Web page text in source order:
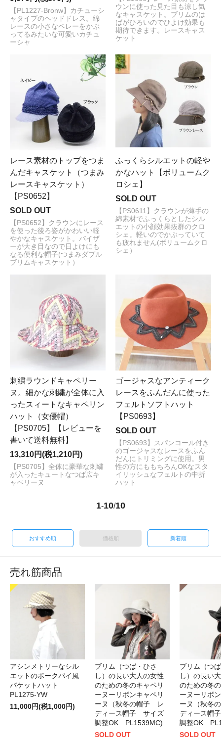
【PL1227-Bronw】カチューシ
ャタイプのヘッドドレス。綿
レースの小さなベレーをかぶ
ってるみたいな可愛いカチュ
ーシャ
ウンに使った見た目も涼し気
なキャスケット。ブリムのは
ばがひろいのでひよけ効果も
期待できます。レースキャス
ケット
レース素材のトップをつま
んだキャスケット（つまみ
レースキャスケット）
【PS0652】
SOLD OUT
【PS0652】クラウンにレース
を使った後ろ姿がかわいい軽
やかなキャスケット。バイザ
ーが大き目なので日よけにも
なる便利な帽子(つまみダブル
ブリムキャスケット）
ふっくらシルエットの軽や
かなハット【ボリュームク
ロシェ】
SOLD OUT
【PS0611】クラウンが薄手の
綿素材でふっくらとしたシル
エットの小顔効果抜群のクロ
シェ。軽いのでかぶっていて
も疲れません(ボリュームクロ
シェ）
刺繍ラウンドキャペリー
ヌ。細かな刺繍が全体に入
ったスィートなキャペリン
ハット（女優帽）
【PS0705】【レビューを
書いて送料無料】
13,310円(税1,210円)
【PS0705】全体に豪華な刺繍
が入ったキュートなつば広キ
ャペリーヌ
ゴージャスなアンティーク
レースをふんだんに使った
フェルトソフトハット
【PS0693】
SOLD OUT
【PS0693】スパンコール付き
のゴージャスなレースをふん
だんにトリミングに使用。男
性の方にももちろんOKなスタ
イリッシュなフェルトの中折
ハット
1-10/10
おすすめ順 価格順 新着順
売れ筋商品
アシンメトリーなシル
エットのポークパイ風
バケットハット
PL1275-YW
11,000円(税1,000円)
ブリム（つば・ひさ
し）の長い大人の女性
のための冬のキャペリ
ーヌーリボンキャペリ
ーヌ（秋冬の帽子 レ
ディース帽子 サイズ
調整OK PL1539MC)
SOLD OUT
ブリム（つ
し）の長い
のための冬
ーヌーリボ
ーヌ（秋冬
ディース帽
調整OK
SOLD OUT